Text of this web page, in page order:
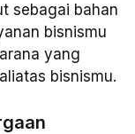
sebagai bahan
bisnismu
yang
bisnismu.